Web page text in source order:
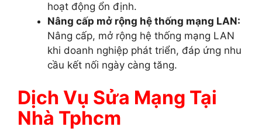
hoạt động ổn định.
Nâng cấp mở rộng hệ thống mạng LAN:
Nâng cấp, mở rộng hệ thống mạng LAN
khi doanh nghiệp phát triển, đáp ứng nhu
cầu kết nối ngày càng tăng.
Dịch Vụ Sửa Mạng Tại
Nhà Tphcm